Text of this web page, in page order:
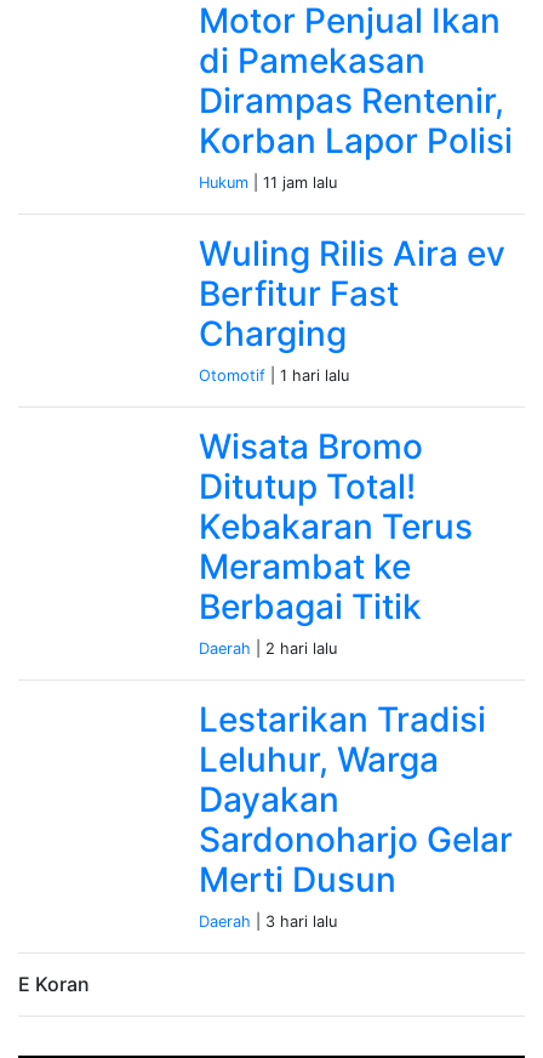
Motor Penjual Ikan
di Pamekasan
Dirampas Rentenir,
Korban Lapor Polisi
Hukum | 11 jam lalu
Wuling Rilis Aira ev
Berfitur Fast
Charging
Otomotif | 1 hari lalu
Wisata Bromo
Ditutup Total!
Kebakaran Terus
Merambat ke
Berbagai Titik
Daerah | 2 hari lalu
Lestarikan Tradisi
Leluhur, Warga
Dayakan
Sardonoharjo Gelar
Merti Dusun
Daerah | 3 hari lalu
E Koran